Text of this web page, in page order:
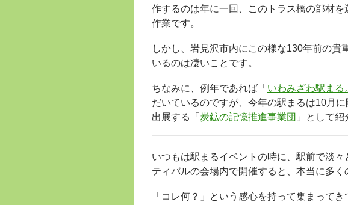
作するのは年に一回、このトラス橋の部材
作業です。
しかし、岩見沢市内にこの様な130年前の貴
いるのは凄いことです。
ちなみに、例年であれば「 いわみざわ駅まる
だいているのですが、今年の駅まるは10月
出展する「 炭鉱の記憶推進事業団 」として紹
いつもは駅まるイベントの時に、駅前で淡
ティバルの会場内で開催すると、本当に多く
「コレ何？」という感心を持って集まってき